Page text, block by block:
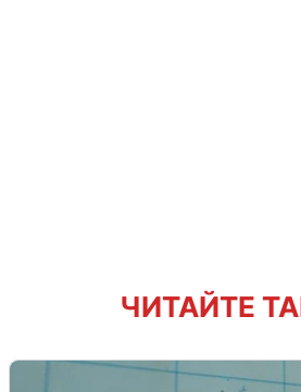
ЧИТАЙТЕ